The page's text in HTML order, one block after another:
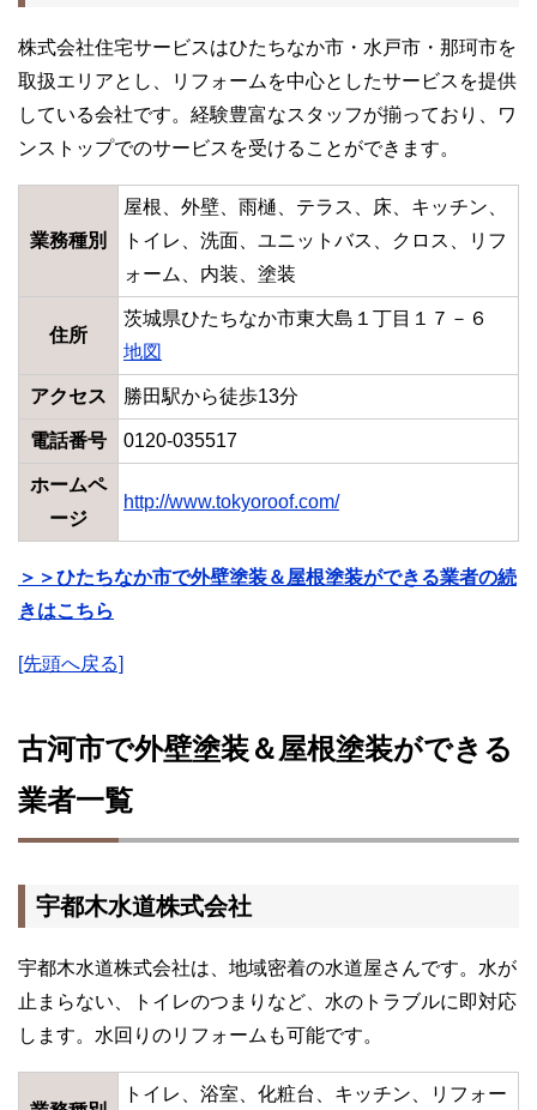
株式会社住宅サービスはひたちなか市・水戸市・那珂市を
取扱エリアとし、リフォームを中心としたサービスを提供
している会社です。経験豊富なスタッフが揃っており、ワ
ンストップでのサービスを受けることができます。
業務種別
屋根、外壁、雨樋、テラス、床、キッチン、
トイレ、洗面、ユニットバス、クロス、リフ
ォーム、内装、塗装
住所
茨城県ひたちなか市東大島１丁目１７－６
地図
アクセス 勝田駅から徒歩13分
電話番号 0120-035517
ホームペ
ージ
http://www.tokyoroof.com/
＞＞ひたちなか市で外壁塗装＆屋根塗装ができる業者の続
きはこちら
[先頭へ戻る]
古河市で外壁塗装＆屋根塗装ができる
業者一覧
宇都木水道株式会社
宇都木水道株式会社は、地域密着の水道屋さんです。水が
止まらない、トイレのつまりなど、水のトラブルに即対応
します。水回りのリフォームも可能です。
トイレ、浴室、化粧台、キッチン、リフォー